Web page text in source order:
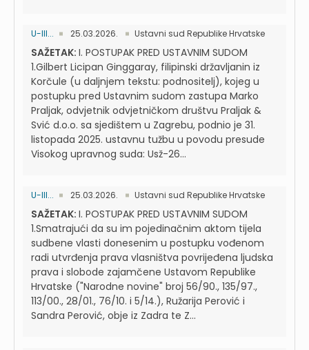
U-III... 25.03.2026. Ustavni sud Republike Hrvatske
SAŽETAK: I. POSTUPAK PRED USTAVNIM SUDOM
1.Gilbert Licipan Ginggaray, filipinski državljanin iz
Korčule (u daljnjem tekstu: podnositelj), kojeg u
postupku pred Ustavnim sudom zastupa Marko
Praljak, odvjetnik odvjetničkom društvu Praljak &
Svić d.o.o. sa sjedištem u Zagrebu, podnio je 31.
listopada 2025. ustavnu tužbu u povodu presude
Visokog upravnog suda: Usž-26...
U-III... 25.03.2026. Ustavni sud Republike Hrvatske
SAŽETAK: I. POSTUPAK PRED USTAVNIM SUDOM
1.Smatrajući da su im pojedinačnim aktom tijela
sudbene vlasti donesenim u postupku vođenom
radi utvrđenja prava vlasništva povrijeđena ljudska
prava i slobode zajamčene Ustavom Republike
Hrvatske ("Narodne novine" broj 56/90., 135/97.,
113/00., 28/01., 76/10. i 5/14.), Ružarija Perović i
Sandra Perović, obje iz Zadra te Z...